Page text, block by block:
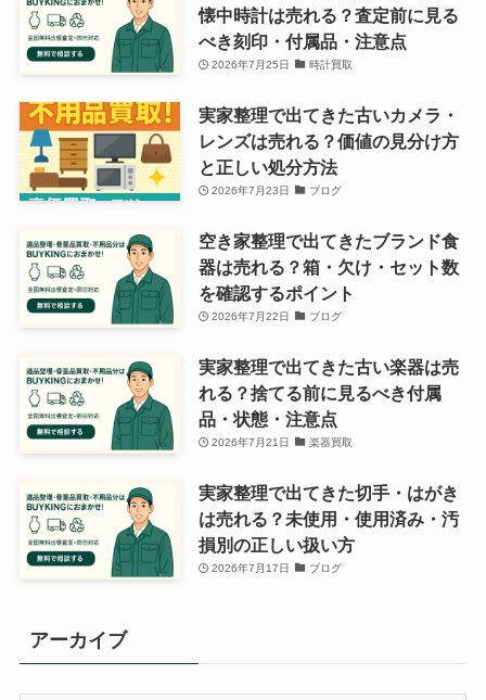
懐中時計は売れる？査定前に見る
べき刻印・付属品・注意点
2026年7月25日 時計買取
実家整理で出てきた古いカメラ・
レンズは売れる？価値の見分け方
と正しい処分方法
2026年7月23日 ブログ
空き家整理で出てきたブランド食
器は売れる？箱・欠け・セット数
を確認するポイント
2026年7月22日 ブログ
実家整理で出てきた古い楽器は売
れる？捨てる前に見るべき付属
品・状態・注意点
2026年7月21日 楽器買取
実家整理で出てきた切手・はがき
は売れる？未使用・使用済み・汚
損別の正しい扱い方
2026年7月17日 ブログ
アーカイブ